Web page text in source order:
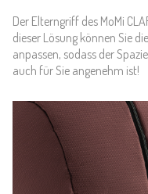
Der Elterngriff des MoMi
dieser Lösung können Sie
anpassen, sodass der
auch für Sie angenehm ist!